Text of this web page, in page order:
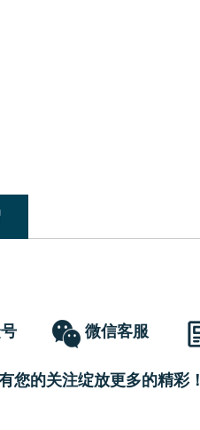
微信客服
您的关注绽放更多的精彩！